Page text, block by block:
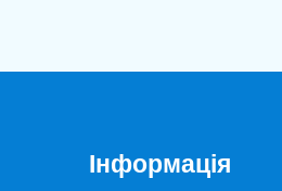
Інформація